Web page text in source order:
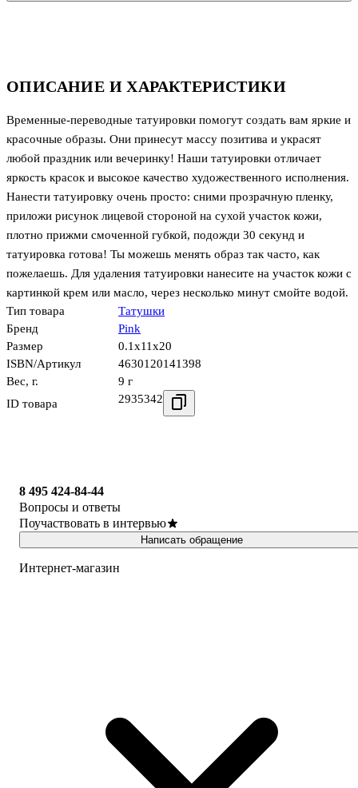
ОПИСАНИЕ И ХАРАКТЕРИСТИКИ
Временные-переводные татуировки помогут создать вам яркие и
красочные образы. Они принесут массу позитива и украсят
любой праздник или вечеринку! Наши татуировки отличает
яркость красок и высокое качество художественного исполнения.
Нанести татуировку очень просто: сними прозрачную пленку,
приложи рисунок лицевой стороной на сухой участок кожи,
плотно прижми смоченной губкой, подожди 30 секунд и
татуировка готова! Ты можешь менять образ так часто, как
пожелаешь. Для удаления татуировки нанесите на участок кожи с
картинкой крем или масло, через несколько минут смойте водой.
Тип товара
Татушки
Бренд
Pink
Размер
0.1x11x20
ISBN/Артикул
4630120141398
Вес, г.
9 г
ID товара
2935342
8 495 424-84-44
Вопросы и ответы
Поучаствовать в интервью
Написать обращение
Интернет-магазин